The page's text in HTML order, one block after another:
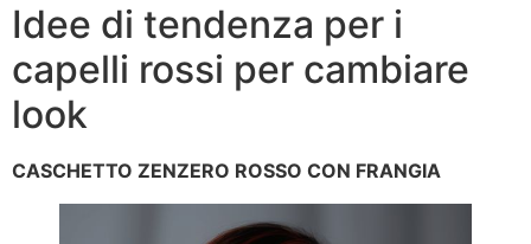
Idee di tendenza per i
capelli rossi per cambiare
look
CASCHETTO ZENZERO ROSSO CON FRANGIA